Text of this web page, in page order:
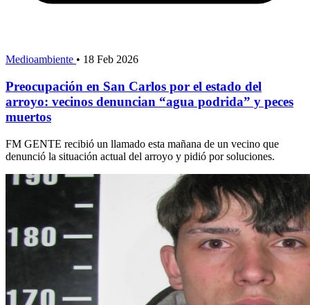
Medioambiente • 18 Feb 2026
Preocupación en San Carlos por el estado del
arroyo: vecinos denuncian “agua podrida” y peces
muertos
FM GENTE recibió un llamado esta mañana de un vecino que
denunció la situación actual del arroyo y pidió por soluciones.